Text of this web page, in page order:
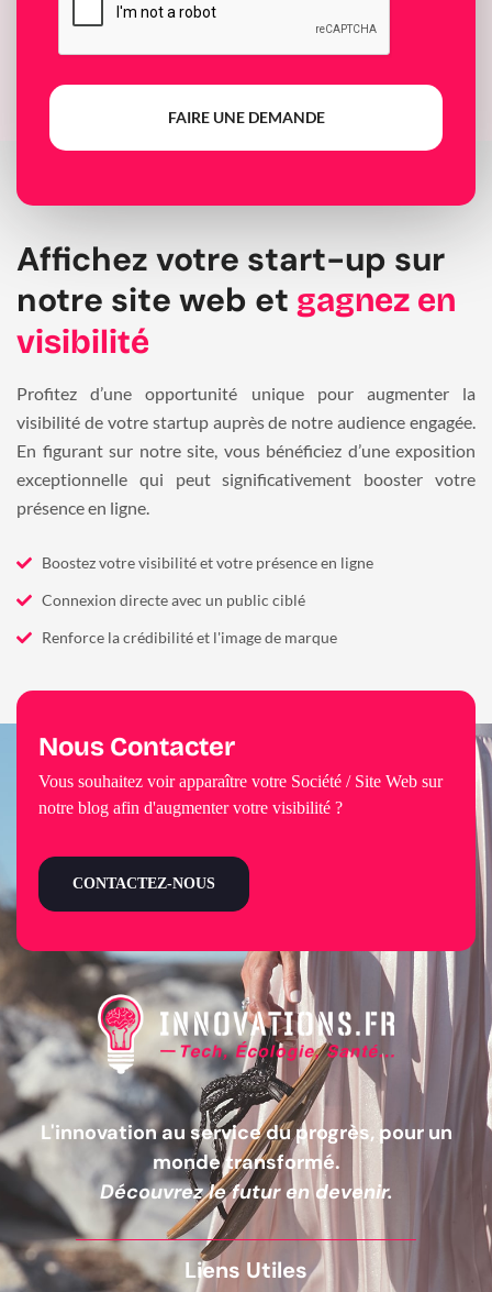
FAIRE UNE DEMANDE
Affichez votre start-up sur
notre site web et gagnez en
visibilité
Profitez d’une opportunité unique pour augmenter la
visibilité de votre startup auprès de notre audience engagée.
En figurant sur notre site, vous bénéficiez d’une exposition
exceptionnelle qui peut significativement booster votre
présence en ligne.
Boostez votre visibilité et votre présence en ligne
Connexion directe avec un public ciblé
Renforce la crédibilité et l'image de marque
L'innovation au service du progrès, pour un
monde transformé.
Découvrez le futur en devenir.
Liens Utiles
Nous Contacter
Vous souhaitez voir apparaître votre Société / Site Web sur
notre blog afin d'augmenter votre visibilité ?
CONTACTEZ-NOUS